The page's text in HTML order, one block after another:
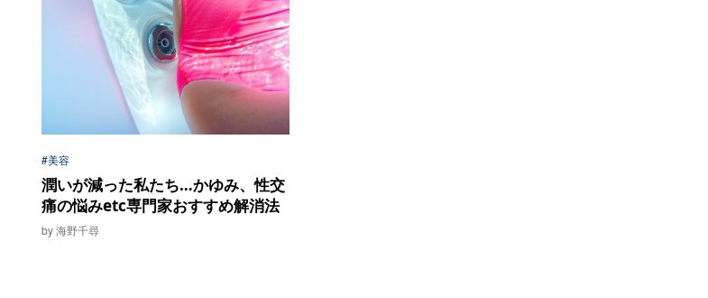
#美容
潤いが減った私たち…かゆみ、性交
痛の悩みetc専門家おすすめ解消法
by 海野千尋